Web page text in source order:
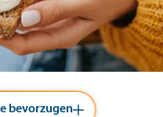
bevorzugen